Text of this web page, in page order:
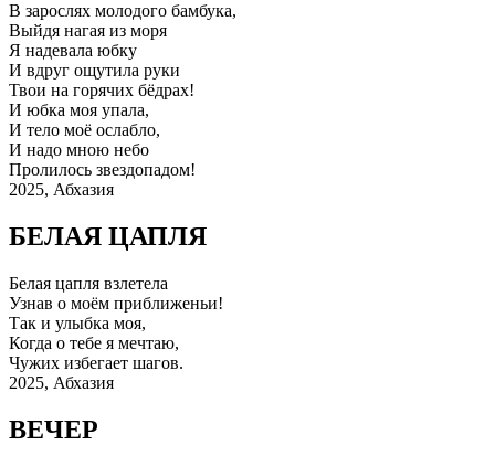
В зарослях молодого бамбука,
Выйдя нагая из моря
Я надевала юбку
И вдруг ощутила руки
Твои на горячих бёдрах!
И юбка моя упала,
И тело моё ослабло,
И надо мною небо
Пролилось звездопадом!
2025, Абхазия
БЕЛАЯ ЦАПЛЯ
Белая цапля взлетела
Узнав о моём приближеньи!
Так и улыбка моя,
Когда о тебе я мечтаю,
Чужих избегает шагов.
2025, Абхазия
ВЕЧЕР